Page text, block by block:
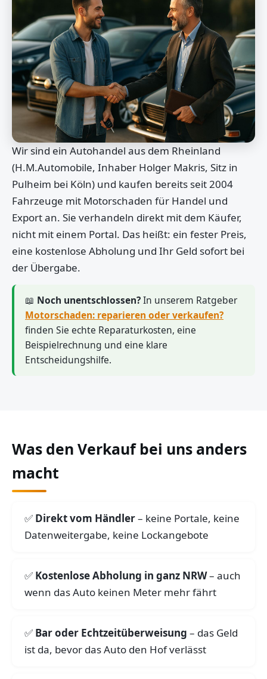
Wir sind ein Autohandel aus dem Rheinland
(H.M.Automobile, Inhaber Holger Makris, Sitz in
Pulheim bei Köln) und kaufen bereits seit 2004
Fahrzeuge mit Motorschaden für Handel und
Export an. Sie verhandeln direkt mit dem Käufer,
nicht mit einem Portal. Das heißt: ein fester Preis,
eine kostenlose Abholung und Ihr Geld sofort bei
der Übergabe.
📖 Noch unentschlossen?In unserem Ratgeber
Motorschaden: reparieren oder verkaufen?
finden Sie echte Reparaturkosten, eine
Beispielrechnung und eine klare
Entscheidungshilfe.
Was den Verkauf bei uns anders
macht
Direkt vom Händler– keine Portale, keine
Datenweitergabe, keine Lockangebote
Kostenlose Abholung in ganz NRW– auch
wenn das Auto keinen Meter mehr fährt
Bar oder Echtzeitüberweisung – das Geld
ist da, bevor das Auto den Hof verlässt